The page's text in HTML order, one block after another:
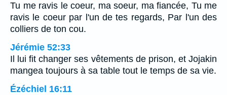
Tu me ravis le coeur, ma soeur, ma fiancée, Tu me
ravis le coeur par l'un de tes regards, Par l'un des
colliers de ton cou.
Jérémie 52:33
Il lui fit changer ses vêtements de prison, et Jojakin
mangea toujours à sa table tout le temps de sa vie.
Ézéchiel 16:11